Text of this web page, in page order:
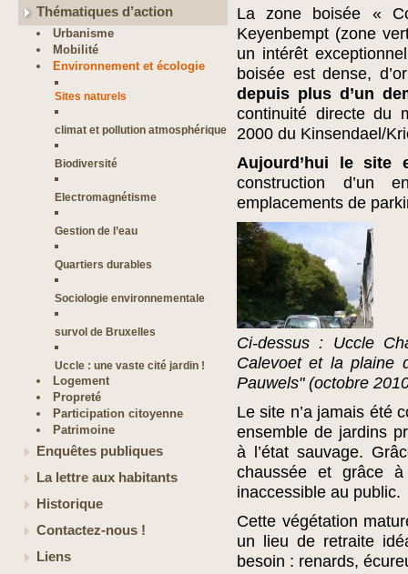
Thématiques d’action
Urbanisme
Mobilité
Environnement et écologie
Sites naturels
climat et pollution atmosphérique
Biodiversité
Electromagnétisme
Gestion de l’eau
Quartiers durables
Sociologie environnementale
survol de Bruxelles
Uccle : une vaste cité jardin !
Logement
Propreté
Participation citoyenne
Patrimoine
Enquêtes publiques
La lettre aux habitants
Historique
Contactez-nous !
Liens
La zone boisée «
Keyenbempt (zone
un intérêt
boisée est dense,
depuis plus d’un
continuité directe du
2000 du Kinsendael/
Aujourd’hui le site
construction d’un
emplacements de
Ci-dessus : Uccle
Calevoet et la plaine
Pauwels" (octobre
Le site n’a jamais été
ensemble de jardins
à l’état sauvage.
chaussée et grâce
inaccessible au public.
Cette végétation
un lieu de retraite
besoin : renards,